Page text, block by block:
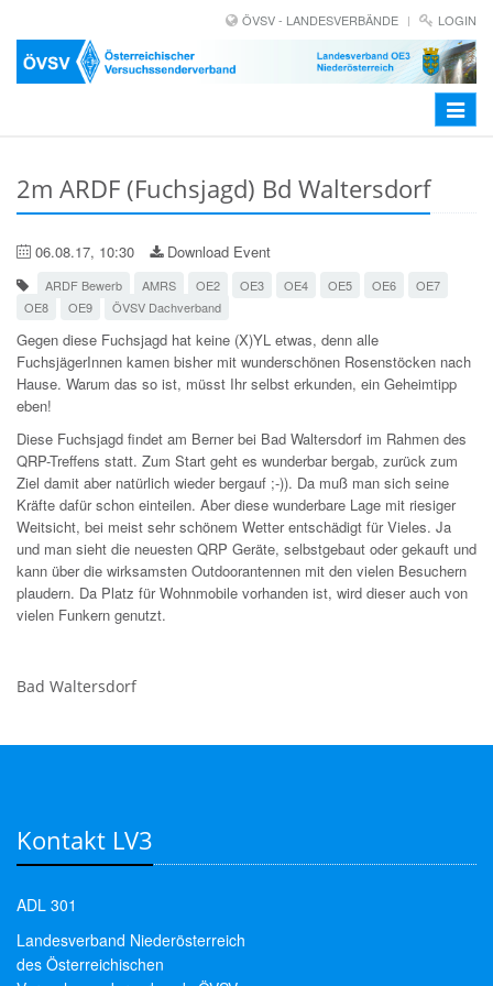
ÖVSV - LANDESVERBÄNDE LOGIN
Toggle
2m ARDF (Fuchsjagd) Bd Waltersdorf
06.08.17, 10:30 Download Event
ARDF Bewerb AMRS OE2 OE3 OE4 OE5 OE6
OE7
OE8
OE9 ÖVSV Dachverband
Gegen diese Fuchsjagd hat keine (X)YL etwas, denn alle
FuchsjägerInnen kamen bisher mit wunderschönen Rosenstöcken nach
Hause. Warum das so ist, müsst Ihr selbst erkunden, ein Geheimtipp
eben!
Diese Fuchsjagd findet am Berner bei Bad Waltersdorf im Rahmen des
QRP-Treffens statt. Zum Start geht es wunderbar bergab, zurück zum
Ziel damit aber natürlich wieder bergauf ;-)). Da muß man sich seine
Kräfte dafür schon einteilen. Aber diese wunderbare Lage mit riesiger
Weitsicht, bei meist sehr schönem Wetter entschädigt für Vieles. Ja
und man sieht die neuesten QRP Geräte, selbstgebaut oder gekauft und
kann über die wirksamsten Outdoorantennen mit den vielen Besuchern
plaudern. Da Platz für Wohnmobile vorhanden ist, wird dieser auch von
vielen Funkern genutzt.
Bad Waltersdorf
Kontakt LV3
ADL 301
Landesverband Niederösterreich
des Österreichischen